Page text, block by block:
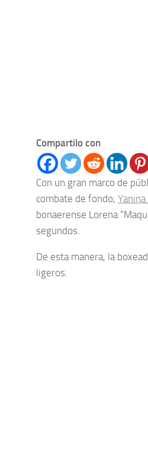
Compartilo con
Con un gran marco de
combate de fondo,
bonaerense Lorena
segundos.
De esta manera, la
ligeros.